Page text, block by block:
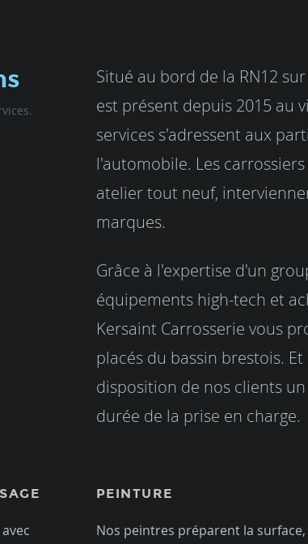
Situé au bord de la RN12
est présent depuis 2015 au
services s'adressent aux
l'automobile. Les
atelier tout neuf,
marques.
Grâce à l'expertise d'un
équipements high-tech et
Kersaint Carrosserie vous
placés du bassin brestois.
disposition de nos clients
durée de la prise en charge.
PEINTURE
Nos peintres préparent la surface,